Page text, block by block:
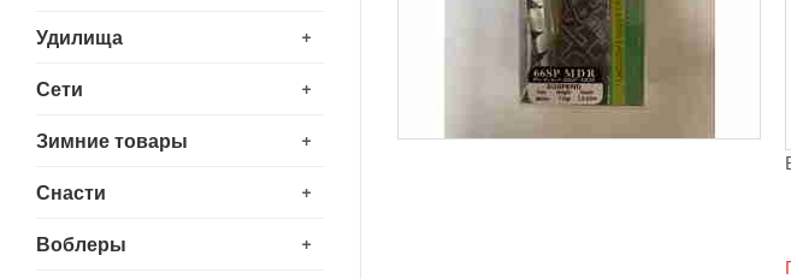
+
Удилища
+
Сети
+
Зимние товары
+
Снасти
+
Воблеры